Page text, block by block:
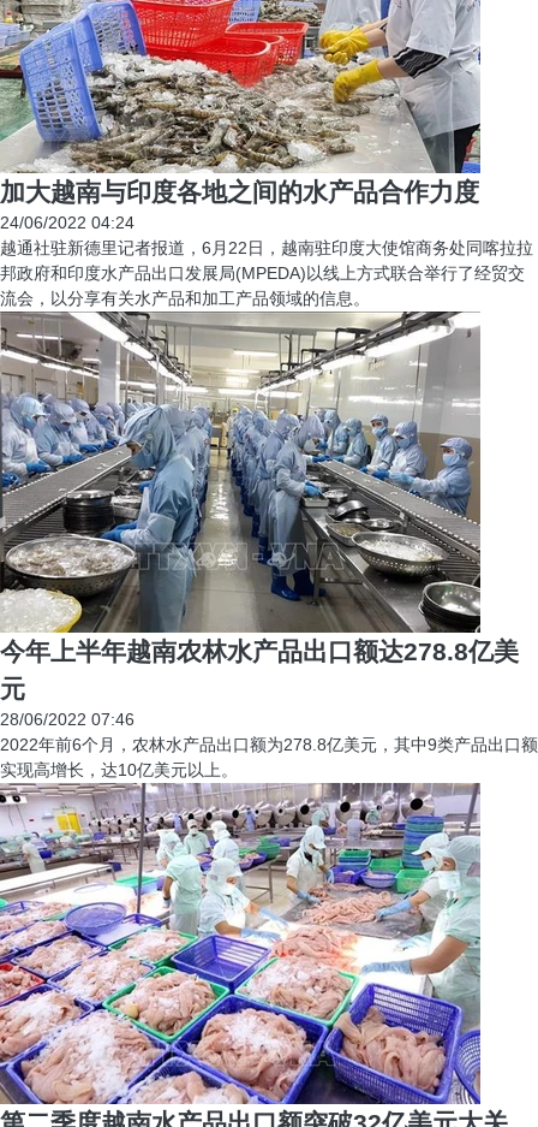
加大越南与印度各地之间的水产品合作力度
24/06/2022 04:24
越通社驻新德里记者报道，6月22日，越南驻印度大使馆商务处同喀拉拉
邦政府和印度水产品出口发展局(MPEDA)以线上方式联合举行了经贸交
流会，以分享有关水产品和加工产品领域的信息。
今年上半年越南农林水产品出口额达278.8亿美
元
28/06/2022 07:46
2022年前6个月，农林水产品出口额为278.8亿美元，其中9类产品出口额
实现高增长，达10亿美元以上。